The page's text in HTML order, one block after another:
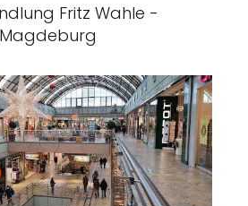
Fritz Wahle -
Magdeburg